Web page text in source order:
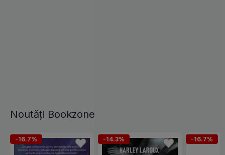
Noutăți Bookzone
-16.7% -14.3% -16.7%